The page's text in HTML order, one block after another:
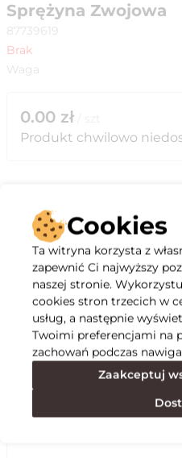
Sprężyna Zwojowa
87739619
Brak
Waga
0.00 zł
Produkt chwilowo
Opis
Specyfikacja
Polecane
Cookies
Ta witryna korzysta z
zapewnić Ci najwyższy
naszej stronie.
cookies stron trzecich w
usług, a następnie
Twoimi preferencjami na
zachowań podczas
Zaakceptuj